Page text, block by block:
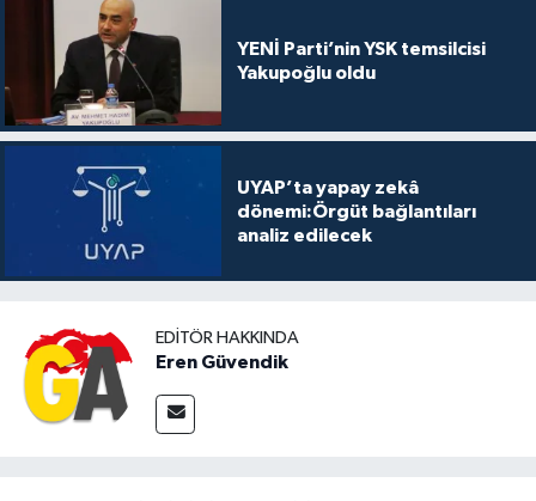
YENİ Parti’nin YSK temsilcisi
Yakupoğlu oldu
UYAP’ta yapay zekâ
dönemi:Örgüt bağlantıları
analiz edilecek
EDITÖR HAKKINDA
Eren Güvendik